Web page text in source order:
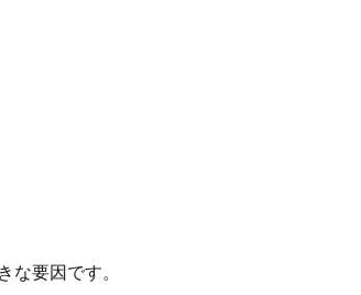
な要因です。